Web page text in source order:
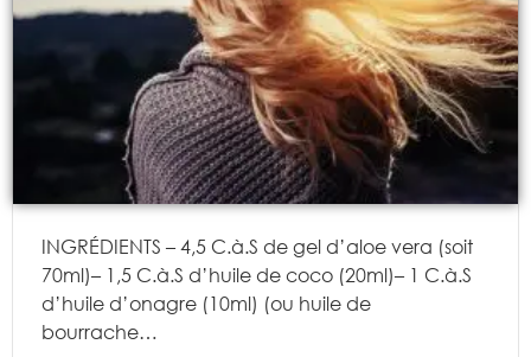
INGRÉDIENTS – 4,5 C.à.S de gel d’aloe vera (soit
70ml)– 1,5 C.à.S d’huile de coco (20ml)– 1 C.à.S
d’huile d’onagre (10ml) (ou huile de
bourrache…